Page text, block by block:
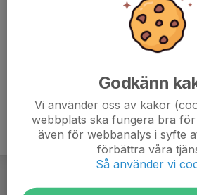
Godkänn
Vi använder oss av kakor
webbplats ska fungera bra för
även för webbanalys i syfte
förbättra våra
Så använder vi